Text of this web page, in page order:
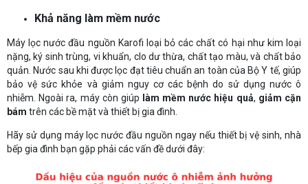
Khả năng làm mềm nước
Máy lọc nước đầu nguồn Karofi loại bỏ các chất có hại như kim loại
nặng, ký sinh trùng, vi khuẩn, clo dư thừa, chất tạo màu, và chất bảo
quản. Nước sau khi được lọc đạt tiêu chuẩn an toàn của Bộ Y tế, giúp
bảo vệ sức khỏe và giảm nguy cơ các bệnh do sử dụng nước ô
nhiễm. Ngoài ra, máy còn giúp làm mềm nước hiệu quả, giảm cặn
bám trên các bề mặt và thiết bị gia đình.
Hãy sử dụng máy lọc nước đầu nguồn ngay nếu thiết bị vệ sinh, nhà
bếp gia đình bạn gặp phải các vấn đề dưới đây: